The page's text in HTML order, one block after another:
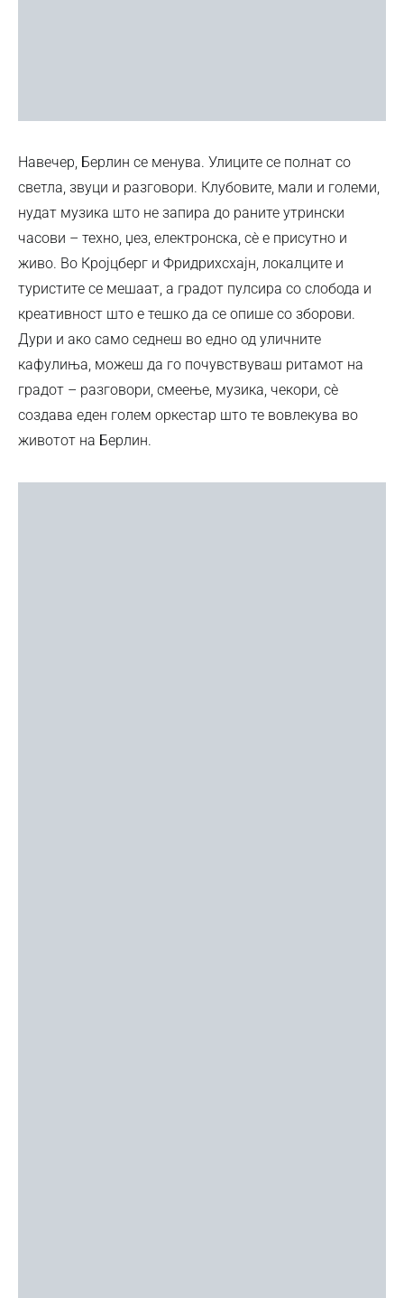
Навечер, Берлин се менува. Улиците се полнат со
светла, звуци и разговори. Клубовите, мали и големи,
нудат музика што не запира до раните утрински
часови – техно, џез, електронска, сè е присутно и
живо. Во Кројцберг и Фридрихсхајн, локалците и
туристите се мешаат, а градот пулсира со слобода и
креативност што е тешко да се опише со зборови.
Дури и ако само седнеш во едно од уличните
кафулиња, можеш да го почувствуваш ритамот на
градот – разговори, смеење, музика, чекори, сè
создава еден голем оркестар што те вовлекува во
животот на Берлин.